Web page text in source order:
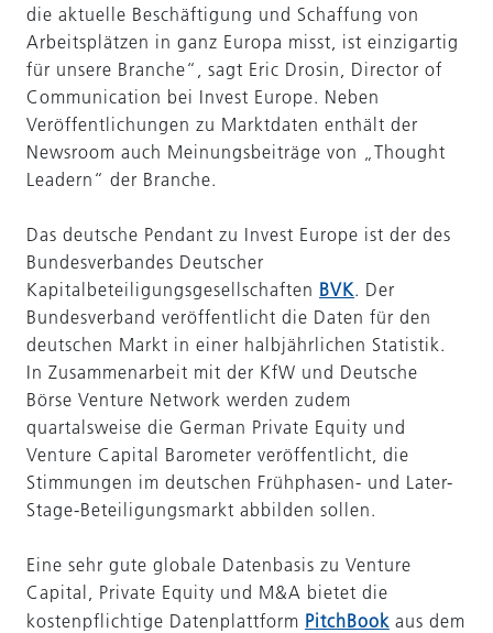
die aktuelle Beschäftigung und Schaffung von
Arbeitsplätzen in ganz Europa misst, ist einzigartig
für unsere Branche“, sagt Eric Drosin, Director of
Communication bei Invest Europe. Neben
Veröffentlichungen zu Marktdaten enthält der
Newsroom auch Meinungsbeiträge von „Thought
Leadern“ der Branche.
Das deutsche Pendant zu Invest Europe ist der des
Bundesverbandes Deutscher
Kapitalbeteiligungsgesellschaften BVK. Der
Bundesverband veröffentlicht die Daten für den
deutschen Markt in einer halbjährlichen Statistik.
In Zusammenarbeit mit der KfW und Deutsche
Börse Venture Network werden zudem
quartalsweise die German Private Equity und
Venture Capital Barometer veröffentlicht, die
Stimmungen im deutschen Frühphasen- und Later-
Stage-Beteiligungsmarkt abbilden sollen.
Eine sehr gute globale Datenbasis zu Venture
Capital, Private Equity und M&A bietet die
kostenpflichtige Datenplattform PitchBook aus dem